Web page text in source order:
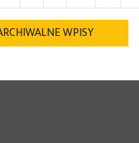
WPISY